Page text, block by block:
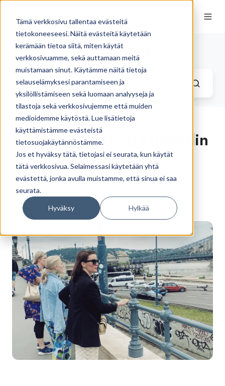
Tämä verkkosivu tallentaa evästeitä
tietokoneeseesi. Näitä evästeitä käytetään
kerämään tietoa siitä, miten käytät
verkkosivuamme, sekä auttamaan meitä
muistamaan sinut. Käytämme näitä tietoja
selauselämyksesi parantamiseen ja
yksilöllistämiseen sekä luomaan analyyseja ja
tilastoja sekä verkkosivujemme että muiden
medioidemme käytöstä. Lue lisätietoja
käyttämistämme evästeistä
tietosuojakäytännöstämme.
Jos et hyväksy tätä, tietojasi ei seurata, kun käytät
tätä verkkosivua. Selaimessasi käytetään yhtä
evästettä, jonka avulla muistamme, että sinua ei saa
seurata.
Hyväksy Hylkää
NordicMarketing blogi
NordicMarketing Finlandin
10-vuotisjuhlamatka:
Budapest 2024
kirjoittanut Liisa Tuokko19.6.2024 14.18